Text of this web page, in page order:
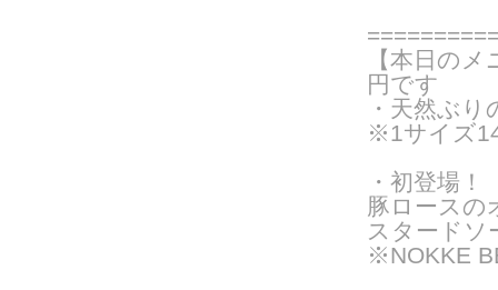
【本日の
円です
・天然ぶ
※1サイズ
・初登場！
豚ロースの
スタードソ
※NOKKE